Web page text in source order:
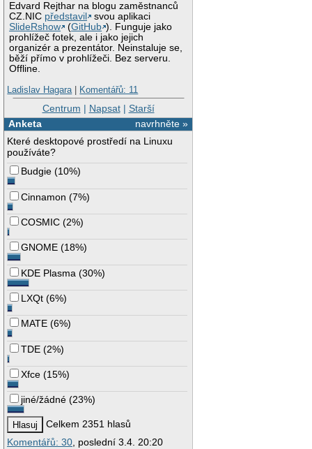
Edvard Rejthar na blogu zaměstnanců
CZ.NIC představil
svou aplikaci
SlideRshow
(GitHub ). Funguje jako
prohlížeč fotek, ale i jako jejich
organizér a prezentátor. Neinstaluje se,
běží přímo v prohlížeči. Bez serveru.
Offline.
Ladislav Hagara| Komentářů: 11
Centrum | Napsat| Starší
navrhněte »
Anketa
Které desktopové prostředí na Linuxu
používáte?
Budgie (10%)
Cinnamon (7%)
COSMIC (2%)
GNOME (18%)
KDE Plasma (30%)
LXQt (6%)
MATE (6%)
TDE (2%)
Xfce (15%)
jiné/žádné (23%)
Celkem 2351 hlasů
Komentářů: 30 , poslední 3.4. 20:20